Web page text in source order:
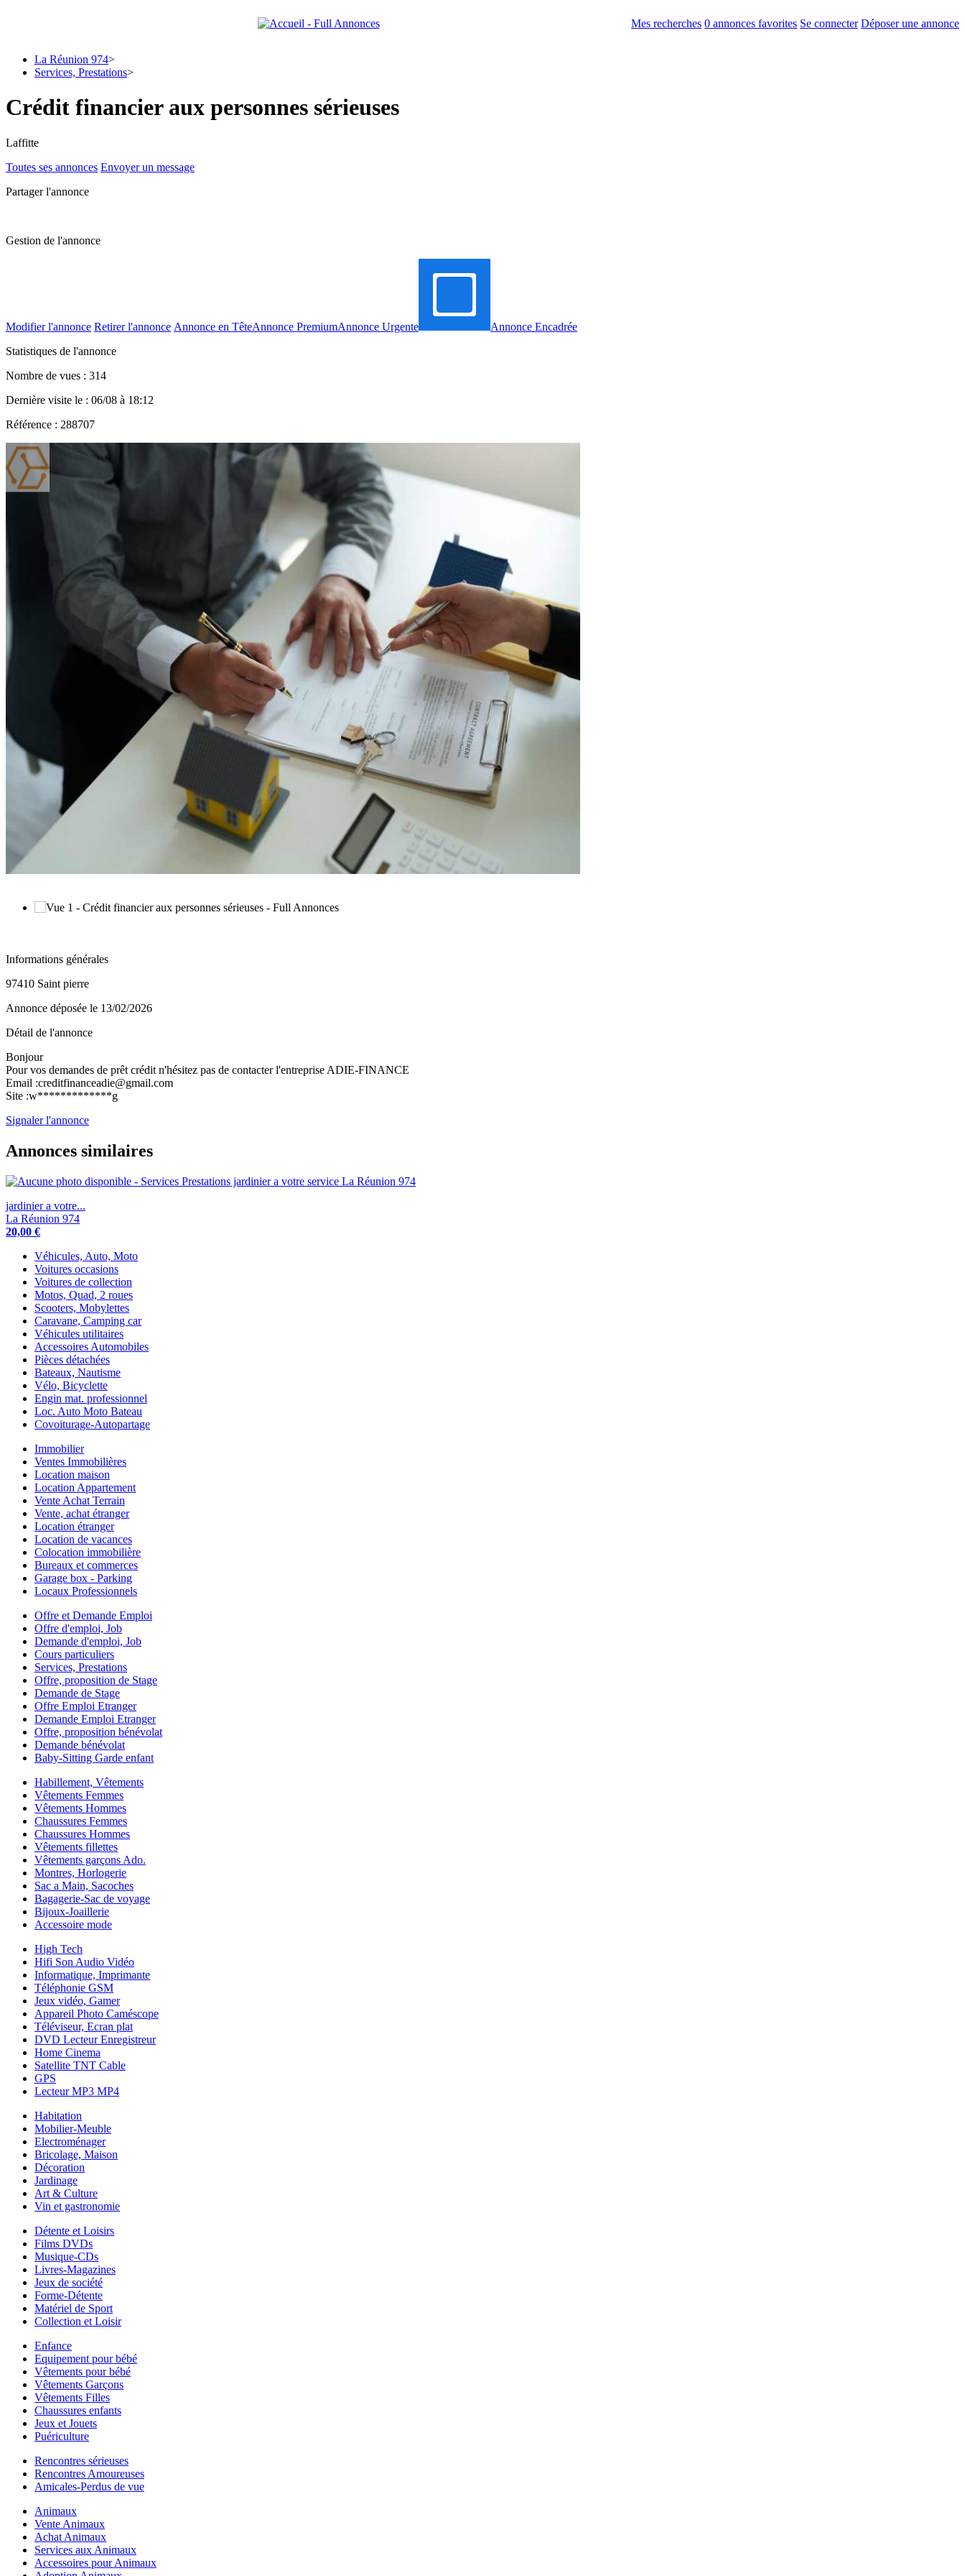
Mes recherches 0 annonces favorites Se connecter Déposer une annonce
La Réunion 974>
Services, Prestations>
Crédit financier aux personnes sérieuses
Laffitte
Toutes ses annonces Envoyer un message
Partager l'annonce
Gestion de l'annonce
Modifier l'annonce Retirer l'annonce Annonce en TêteAnnonce PremiumAnnonce Urgente
Annonce Encadrée
Statistiques de l'annonce
Nombre de vues : 314
Dernière visite le : 06/08 à 18:12
Référence : 288707
Informations générales
97410 Saint pierre
Annonce déposée le 13/02/2026
Détail de l'annonce
Bonjour
Pour vos demandes de prêt crédit n'hésitez pas de contacter l'entreprise ADIE-FINANCE
Email :creditfinanceadie@gmail.com
Site :w*************g
Signaler l'annonce
Annonces similaires
jardinier a votre...
La Réunion 974
20,00 €
Véhicules, Auto, Moto
Voitures occasions
Voitures de collection
Motos, Quad, 2 roues
Scooters, Mobylettes
Caravane, Camping car
Véhicules utilitaires
Accessoires Automobiles
Pièces détachées
Bateaux, Nautisme
Vélo, Bicyclette
Engin mat. professionnel
Loc. Auto Moto Bateau
Covoiturage-Autopartage
Immobilier
Ventes Immobilières
Location maison
Location Appartement
Vente Achat Terrain
Vente, achat étranger
Location étranger
Location de vacances
Colocation immobilière
Bureaux et commerces
Garage box - Parking
Locaux Professionnels
Offre et Demande Emploi
Offre d'emploi, Job
Demande d'emploi, Job
Cours particuliers
Services, Prestations
Offre, proposition de Stage
Demande de Stage
Offre Emploi Etranger
Demande Emploi Etranger
Offre, proposition bénévolat
Demande bénévolat
Baby-Sitting Garde enfant
Habillement, Vêtements
Vêtements Femmes
Vêtements Hommes
Chaussures Femmes
Chaussures Hommes
Vêtements fillettes
Vêtements garçons Ado.
Montres, Horlogerie
Sac a Main, Sacoches
Bagagerie-Sac de voyage
Bijoux-Joaillerie
Accessoire mode
High Tech
Hifi Son Audio Vidéo
Informatique, Imprimante
Téléphonie GSM
Jeux vidéo, Gamer
Appareil Photo Caméscope
Téléviseur, Ecran plat
DVD Lecteur Enregistreur
Home Cinema
Satellite TNT Cable
GPS
Lecteur MP3 MP4
Habitation
Mobilier-Meuble
Electroménager
Bricolage, Maison
Décoration
Jardinage
Art & Culture
Vin et gastronomie
Détente et Loisirs
Films DVDs
Musique-CDs
Livres-Magazines
Jeux de société
Forme-Détente
Matériel de Sport
Collection et Loisir
Enfance
Equipement pour bébé
Vêtements pour bébé
Vêtements Garçons
Vêtements Filles
Chaussures enfants
Jeux et Jouets
Puériculture
Rencontres sérieuses
Rencontres Amoureuses
Amicales-Perdus de vue
Animaux
Vente Animaux
Achat Animaux
Services aux Animaux
Accessoires pour Animaux